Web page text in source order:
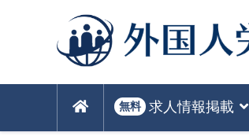
無料 求人情報掲載